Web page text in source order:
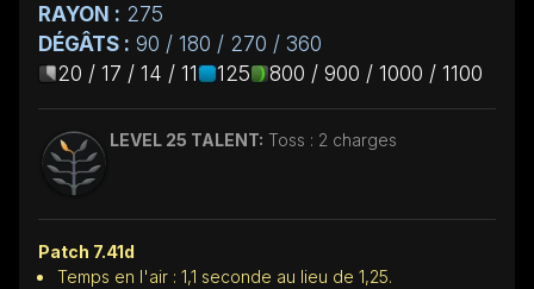
RAYON : 275
DÉGÂTS : 90 / 180 / 270 / 360
20 / 17 / 14 / 11
125 800 / 900 / 1000 / 1100
LEVEL 25 TALENT: Toss : 2 charges
Patch 7.41d
Temps en l'air : 1,1 seconde au lieu de 1,25.